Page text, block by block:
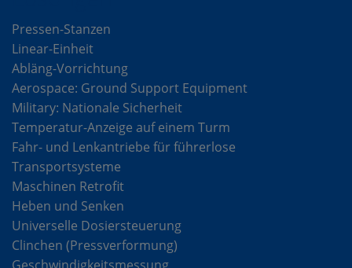
Pressen-Stanzen
Linear-Einheit
Abläng-Vorrichtung
Aerospace: Ground Support Equipment
Military: Nationale Sicherheit
Temperatur-Anzeige auf einem Turm
Fahr- und Lenkantriebe für führerlose
Transportsysteme
Maschinen Retrofit
Heben und Senken
Universelle Dosiersteuerung
Clinchen (Pressverformung)